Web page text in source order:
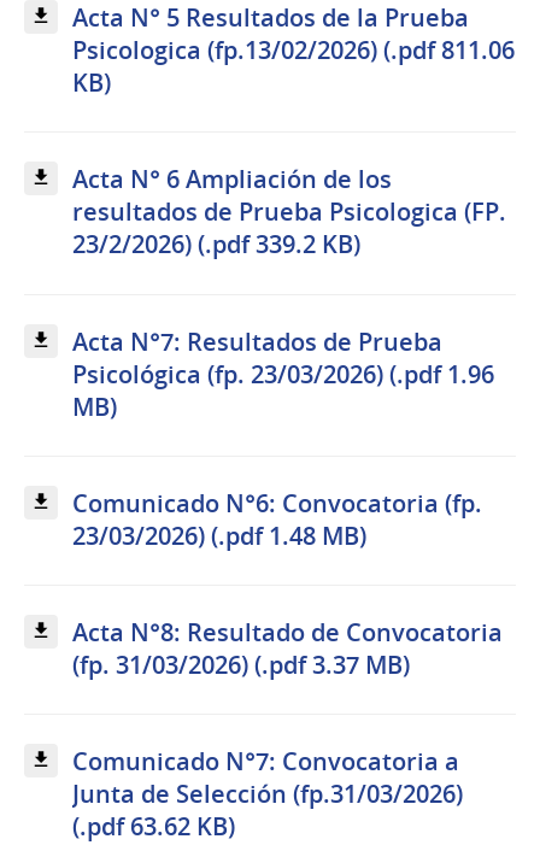
Acta N° 5 Resultados de la Prueba
Psicologica (fp.13/02/2026) (.pdf 811.06
KB)
Acta N° 6 Ampliación de los
resultados de Prueba Psicologica (FP.
23/2/2026) (.pdf 339.2 KB)
Acta N°7: Resultados de Prueba
Psicológica (fp. 23/03/2026) (.pdf 1.96
MB)
Comunicado N°6: Convocatoria (fp.
23/03/2026) (.pdf 1.48 MB)
Acta N°8: Resultado de Convocatoria
(fp. 31/03/2026) (.pdf 3.37 MB)
Comunicado N°7: Convocatoria a
Junta de Selección (fp.31/03/2026)
(.pdf 63.62 KB)